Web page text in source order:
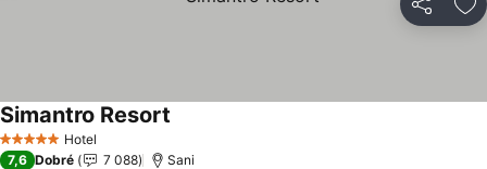
Sdílet
5 Počet hvězdiček
Hotel
Simantro Resort
7,6 Dobré 7 088 Sani